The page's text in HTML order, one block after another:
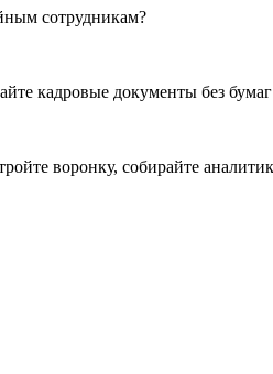
сотрудникам?
кадровые документы без
воронку, собирайте